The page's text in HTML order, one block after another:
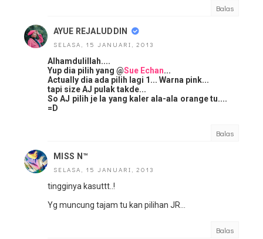
Balas
AYUE REJALUDDIN
SELASA, 15 JANUARI, 2013
Alhamdulillah....
Yup dia pilih yang @Sue Echan...
Actually dia ada pilih lagi 1... Warna pink...
tapi size AJ pulak takde...
So AJ pilih je la yang kaler ala-ala orange tu....
=D
Balas
MISS N™
SELASA, 15 JANUARI, 2013
tingginya kasuttt..!
Yg muncung tajam tu kan pilihan JR...
Balas